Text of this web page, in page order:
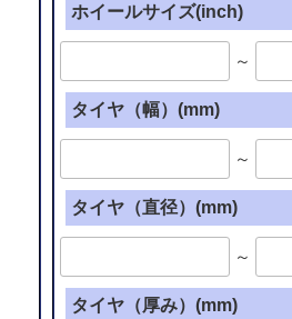
ホイールサイズ(inch)
～
タイヤ（幅）(mm)
～
タイヤ（直径）(mm)
～
タイヤ（厚み）(mm)